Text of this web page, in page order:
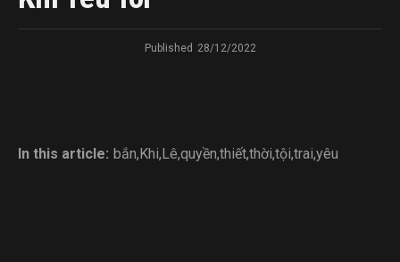
Published 28/12/2022
In this article: bắn,Khi,Lê,quyền,thiết,thời,tội,trai,yêu